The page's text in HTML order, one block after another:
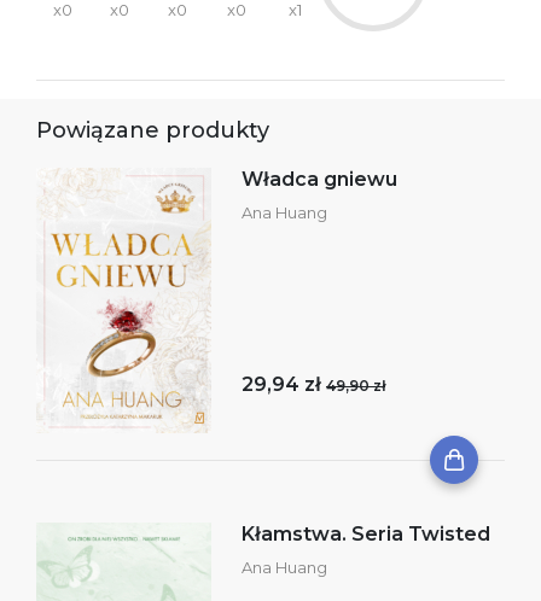
x0 x0 x0 x0 x1
Powiązane produkty
Władca gniewu
Ana Huang
29,94 zł 49,90 zł
Kłamstwa. Seria Twisted
Ana Huang